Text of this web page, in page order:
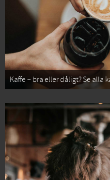
Kaffe – bra eller dåligt? Se alla